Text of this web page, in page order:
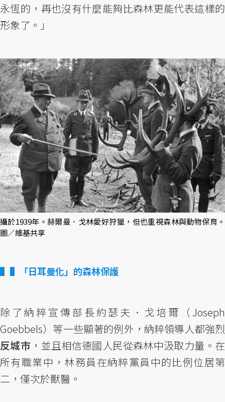
永恆的，再也沒有什麼能夠比森林更能代表這樣的
形象了。」
攝於1939年。赫爾曼．戈林愛好狩獵，但也重視森林與動物保育。
圖／維基共享
▌「日耳曼化」的森林保護
除了納粹宣傳部長約瑟夫．戈培爾（Joseph
Goebbels）等一些顯著的例外，納粹領導人都強烈
反城市 ，並且相信德國人民從森林中汲取力量。在
所有職業中，林務員在納粹黨員中的比例位居第
二，僅次於獸醫。